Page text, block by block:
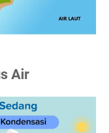
Air